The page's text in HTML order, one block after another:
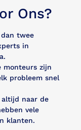
Ons?
twee
in
monteurs zijn
probleem snel
naar de
vele
klanten.